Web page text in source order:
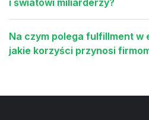
Na czym polega fulfillment w
jakie korzyści przynosi